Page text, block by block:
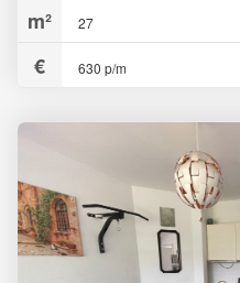
27
630 p/m